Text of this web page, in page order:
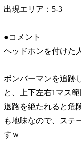
出現エリア：5-3
●コメント
ヘッドホンを付けた
ボンバーマンを追跡
と、上下左右1マス
退路を絶たれると危
も地味なので、ステ
すｗ